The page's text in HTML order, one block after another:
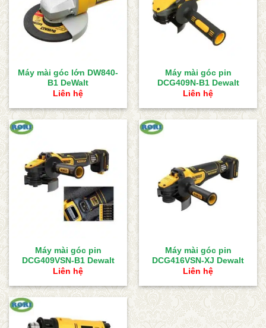
Máy mài góc lớn DW840-
B1 DeWalt
Liên hệ
Máy mài góc pin
DCG409N-B1 Dewalt
Liên hệ
Máy mài góc pin
DCG409VSN-B1 Dewalt
Liên hệ
Máy mài góc pin
DCG416VSN-XJ Dewalt
Liên hệ